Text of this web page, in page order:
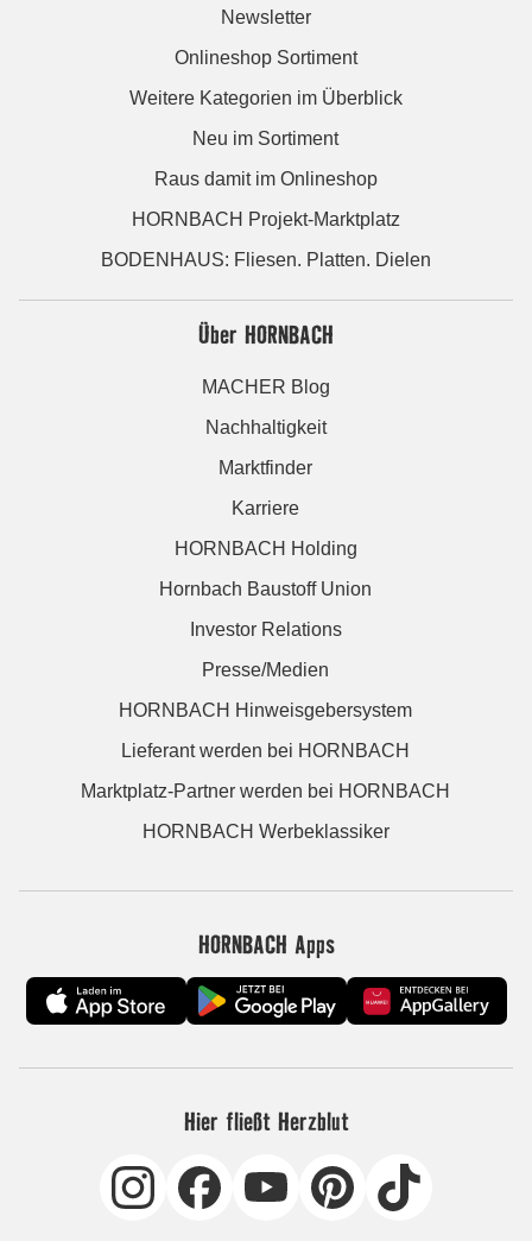
Newsletter
Onlineshop Sortiment
Weitere Kategorien im Überblick
Neu im Sortiment
Raus damit im Onlineshop
HORNBACH Projekt-Marktplatz
BODENHAUS: Fliesen. Platten. Dielen
Über HORNBACH
MACHER Blog
Nachhaltigkeit
Marktfinder
Karriere
HORNBACH Holding
Hornbach Baustoff Union
Investor Relations
Presse/Medien
HORNBACH Hinweisgebersystem
Lieferant werden bei HORNBACH
Marktplatz-Partner werden bei HORNBACH
HORNBACH Werbeklassiker
HORNBACH Apps
Hier fließt Herzblut